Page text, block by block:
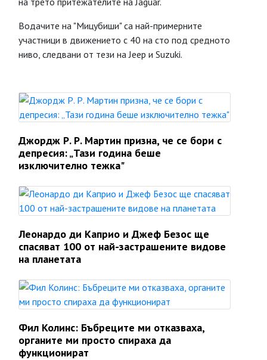
Водачите на "Мицубиши" са най-примерните
участници в движението с 40 на сто под средното
ниво, следвани от тези на Jeep и Suzuki.
Джордж Р. Р. Мартин призна, че се бори с
депресия: „Тази година беше
изключително тежка"
Леонардо ди Каприо и Джеф Безос ще
спасяват 100 от най-застрашените видове
на планетата
Фил Колинс: Бъбреците ми отказваха,
органите ми просто спираха да
функционират